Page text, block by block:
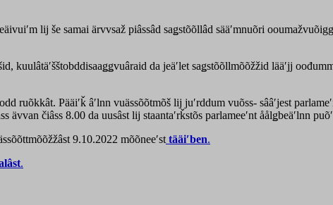
lij še samai ärvvsaž piâssâd saǥstõõllâd sääʹmnuõri
kuulâtäʹšštobddisaaǥǥvuâraid da jeäʹlet saǥstõõllmõõžžid lääʹjj
ruõkkât. Pääiʹǩ âʹlnn vuässõõtmõš lij juʹrddum vuõss- sââʹjest
čiâss 8.00 da uusâst lij staantaʹrǩstõs parlameeʹnt åålǥbeäʹlnn
9.10.2022 mõõneeʹst tääiʹben.
.